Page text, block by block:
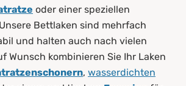
oder einer speziellen
Bettlaken sind mehrfach
und halten auch nach vielen
Wunsch kombinieren Sie Ihr Laken
, wasserdichten